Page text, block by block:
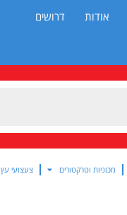
אודות דרושים
מכוניות וטרקטורים צעצועי עץ